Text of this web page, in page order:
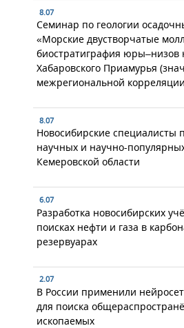
8.07
Семинар по геологии
«Морские двустворчатые
биостратиграфия юры–низов
Хабаровского Приамурья
межрегиональной
8.07
Новосибирские специалисты
научных и научно-
Кемеровской области
6.07
Разработка новосибирских
поисках нефти и газа в
резервуарах
2.07
В России применили
для поиска
ископаемых